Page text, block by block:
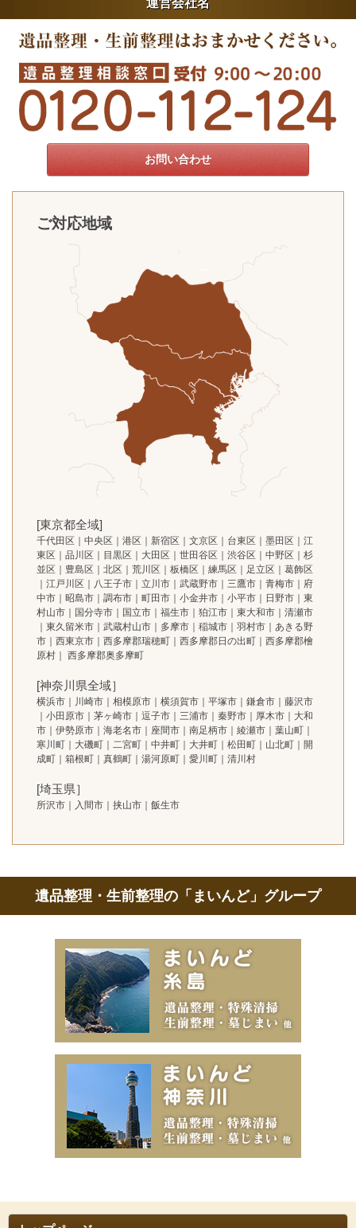
お問い合わせ
ご対応地域
[東京都全域]
千代田区｜中央区｜港区｜新宿区｜文京区｜台東区｜墨田区｜江
東区｜品川区｜目黒区｜大田区｜世田谷区｜渋谷区｜中野区｜杉
並区｜豊島区｜北区｜荒川区｜板橋区｜練馬区｜足立区｜葛飾区
｜江戸川区｜八王子市｜立川市｜武蔵野市｜三鷹市｜青梅市｜府
中市｜昭島市｜調布市｜町田市｜小金井市｜小平市｜日野市｜東
村山市｜国分寺市｜国立市｜福生市｜狛江市｜東大和市｜清瀬市
｜東久留米市｜武蔵村山市｜多摩市｜稲城市｜羽村市｜あきる野
市｜西東京市｜西多摩郡瑞穂町｜西多摩郡日の出町｜西多摩郡檜
原村｜ 西多摩郡奥多摩町
[神奈川県全域］
横浜市｜川崎市｜相模原市｜横須賀市｜平塚市｜鎌倉市｜藤沢市
｜小田原市｜茅ヶ崎市｜逗子市｜三浦市｜秦野市｜厚木市｜大和
市｜伊勢原市｜海老名市｜座間市｜南足柄市｜綾瀬市｜葉山町｜
寒川町｜大磯町｜二宮町｜中井町｜大井町｜松田町｜山北町｜開
成町｜箱根町｜真鶴町｜湯河原町｜愛川町｜清川村
[埼玉県］
所沢市｜入間市｜挟山市｜飯生市
遺品整理・生前整理の「まいんど」グループ